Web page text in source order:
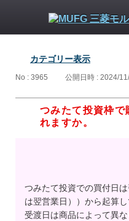
カテゴリー表示
No : 3965 公開日時 : 2024/
つみたて投資枠で
れますか。
つみたて投資での買付日
は翌営業日））から起算し
受渡日は商品によって異な